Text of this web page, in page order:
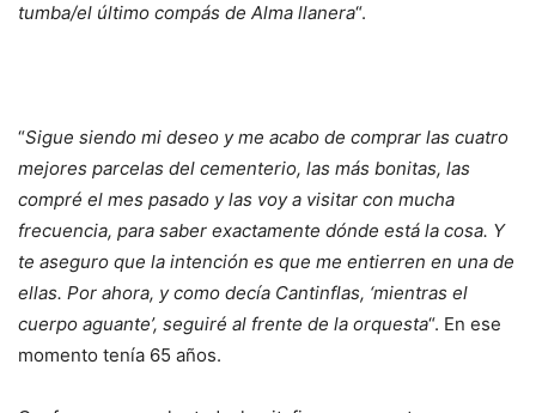
tumba/el último compás de Alma llanera“.
“Sigue siendo mi deseo y me acabo de comprar las cuatro
mejores parcelas del cementerio, las más bonitas, las
compré el mes pasado y las voy a visitar con mucha
frecuencia, para saber exactamente dónde está la cosa. Y
te aseguro que la intención es que me entierren en una de
ellas. Por ahora, y como decía Cantinflas, ‘mientras el
cuerpo aguante’, seguiré al frente de la orquesta“. En ese
momento tenía 65 años.